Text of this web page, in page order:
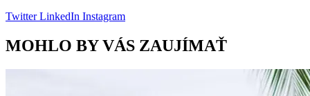
TwitterLinkedIn Instagram
MOHLO BY VÁS ZAUJÍMAŤ